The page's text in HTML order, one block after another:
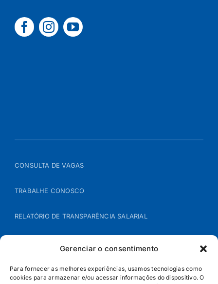
Gerenciar o consentimento
Para fornecer as melhores experiências, usamos tecnologias como
cookies para armazenar e/ou acessar informações do dispositivo. O
CONSULTA DE VAGAS
TRABALHE CONOSCO
RELATÓRIO DE TRANSPARÊNCIA SALARIAL
POLÍTICA DE COOKIES